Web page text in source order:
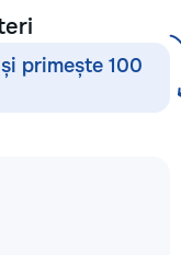
преподаватели
английскому
языку,
primește 100